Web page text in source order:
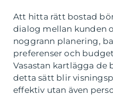
Att hitta rätt bostad
dialog mellan kunden
noggrann planering,
preferenser och
Vasastan kartlägga de
detta sätt blir
effektiv utan även